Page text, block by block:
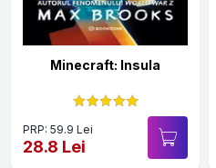
Minecraft: Insula
PRP: 59.9 Lei
28.8 Lei